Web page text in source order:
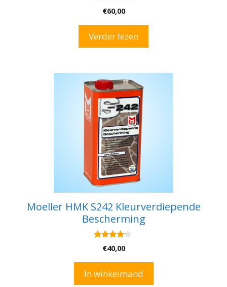
5
€60,00
Verder lezen
Moeller HMK S242 Kleurverdiepende
Bescherming
4.00
van 5
€40,00
In winkelmand